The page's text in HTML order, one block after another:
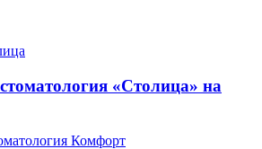
«Столица» на